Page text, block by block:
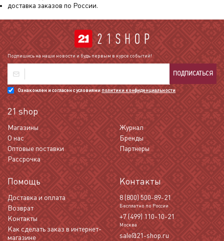
доставка заказов по России.
Подпишись на наши новости и будь первым в курсе событий!
ПОДПИСАТЬСЯ
Ознакомлен и согласен с условиямиполитики конфиденциальности
21 shop
Магазины
Журнал
О нас
Бренды
Оптовые поставки
Партнеры
Рассрочка
Помощь
Доставка и оплата
Возврат
Контакты
Как сделать заказ в интернет-
магазине
Контакты
8 (800) 500-89-21
Бесплатно по России
+7 (499) 110-10-21
Москва
sale@21-shop.ru